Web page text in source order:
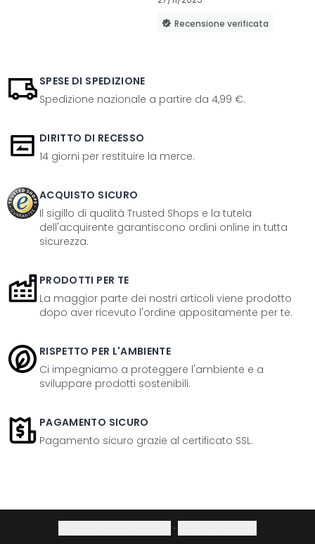
Recensione verificata
SPESE DI SPEDIZIONE
Spedizione nazionale a partire da 4,99 €.
DIRITTO DI RECESSO
14 giorni per restituire la merce.
ACQUISTO SICURO
Il sigillo di qualità Trusted Shops e la tutela
dell'acquirente garantiscono ordini online in tutta
sicurezza.
PRODOTTI PER TE
La maggior parte dei nostri articoli viene prodotto
dopo aver ricevuto l'ordine appositamente per te.
RISPETTO PER L'AMBIENTE
Ci impegniamo a proteggere l'ambiente e a
sviluppare prodotti sostenibili.
PAGAMENTO SICURO
Pagamento sicuro grazie al certificato SSL.
·